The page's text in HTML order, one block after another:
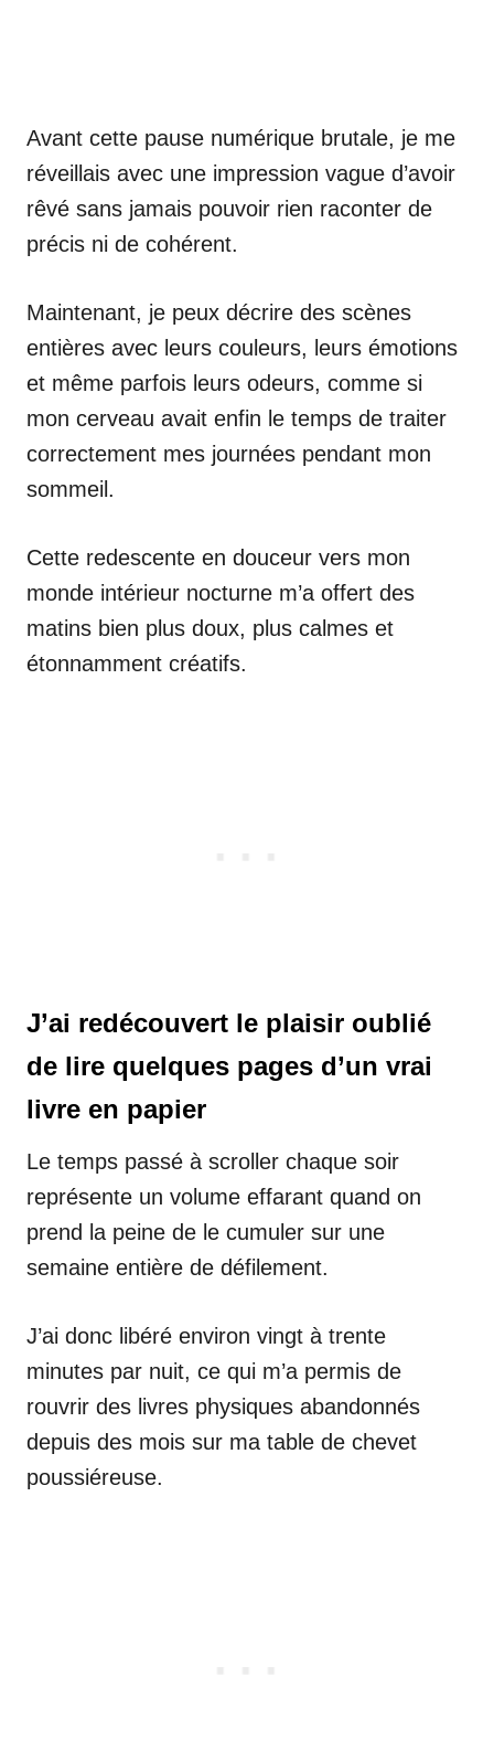
Avant cette pause numérique brutale, je me
réveillais avec une impression vague d’avoir
rêvé sans jamais pouvoir rien raconter de
précis ni de cohérent.
Maintenant, je peux décrire des scènes
entières avec leurs couleurs, leurs émotions
et même parfois leurs odeurs, comme si
mon cerveau avait enfin le temps de traiter
correctement mes journées pendant mon
sommeil.
Cette redescente en douceur vers mon
monde intérieur nocturne m’a offert des
matins bien plus doux, plus calmes et
étonnamment créatifs.
J’ai redécouvert le plaisir oublié
de lire quelques pages d’un vrai
livre en papier
Le temps passé à scroller chaque soir
représente un volume effarant quand on
prend la peine de le cumuler sur une
semaine entière de défilement.
J’ai donc libéré environ vingt à trente
minutes par nuit, ce qui m’a permis de
rouvrir des livres physiques abandonnés
depuis des mois sur ma table de chevet
poussiéreuse.